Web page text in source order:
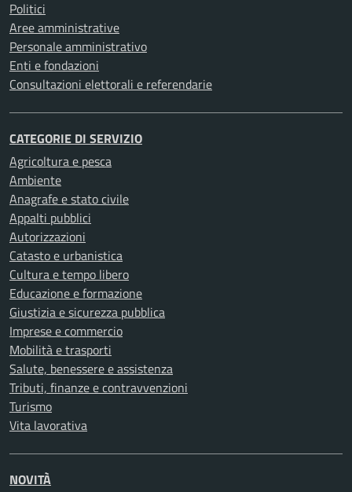
Politici
Aree amministrative
Personale amministrativo
Enti e fondazioni
Consultazioni elettorali e referendarie
CATEGORIE DI SERVIZIO
Agricoltura e pesca
Ambiente
Anagrafe e stato civile
Appalti pubblici
Autorizzazioni
Catasto e urbanistica
Cultura e tempo libero
Educazione e formazione
Giustizia e sicurezza pubblica
Imprese e commercio
Mobilità e trasporti
Salute, benessere e assistenza
Tributi, finanze e contravvenzioni
Turismo
Vita lavorativa
NOVITÀ